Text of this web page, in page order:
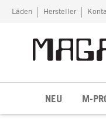
Zum Inhalt springen
Läden Hersteller
NEU M-